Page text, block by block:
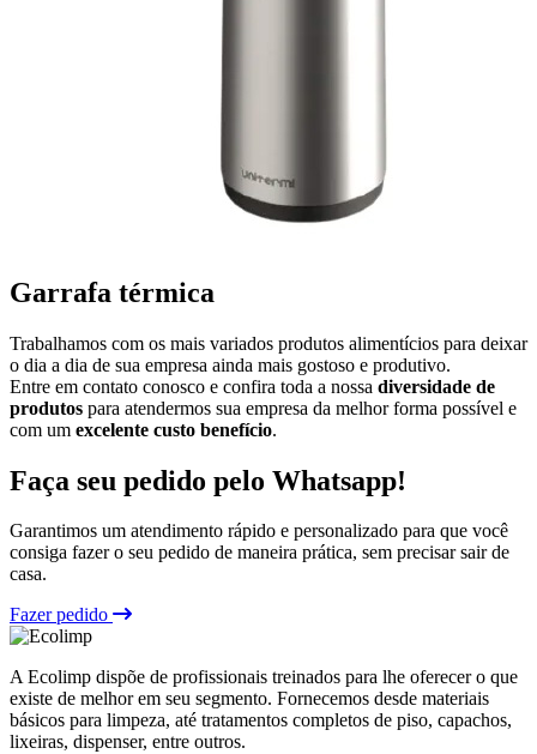
Garrafa térmica
Trabalhamos com os mais variados produtos alimentícios para deixar
o dia a dia de sua empresa ainda mais gostoso e produtivo.
Entre em contato conosco e confira toda a nossa diversidade de
produtos para atendermos sua empresa da melhor forma possível e
com um excelente custo benefício.
Faça seu pedido pelo Whatsapp!
Garantimos um atendimento rápido e personalizado para que você
consiga fazer o seu pedido de maneira prática, sem precisar sair de
casa.
Fazer pedido
A Ecolimp dispõe de profissionais treinados para lhe oferecer o que
existe de melhor em seu segmento. Fornecemos desde materiais
básicos para limpeza, até tratamentos completos de piso, capachos,
lixeiras, dispenser, entre outros.